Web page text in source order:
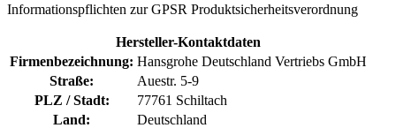
Informationspflichten zur GPSR Produktsicherheitsverordnung
Hersteller-Kontaktdaten
Firmenbezeichnung: Hansgrohe Deutschland Vertriebs GmbH
Straße:
Auestr. 5-9
PLZ / Stadt:
77761 Schiltach
Land:
Deutschland